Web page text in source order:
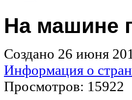
На машине
Создано 26 июня
Информация о
Просмотров: 15922